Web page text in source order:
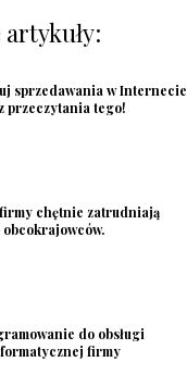
sprzedawania w Internecie
przeczytania tego!
chętnie zatrudniają
obcokrajowców.
do obsługi
firmy